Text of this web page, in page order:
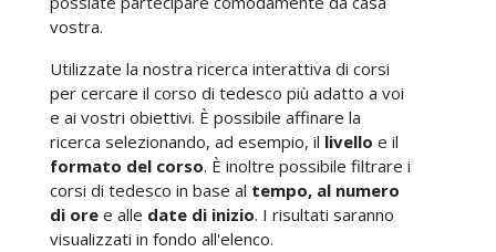
vostra.
Utilizzate la nostra ricerca interattiva di corsi
per cercare il corso di tedesco più adatto a voi
e ai vostri obiettivi. È possibile affinare la
ricerca selezionando, ad esempio, il livello e il
formato del corso. È inoltre possibile filtrare i
corsi di tedesco in base al tempo, al numero
di ore e alle date di inizio. I risultati saranno
visualizzati in fondo all'elenco.